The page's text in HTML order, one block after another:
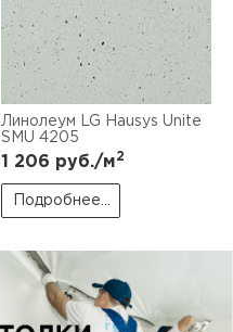
Линолеум LG Hausys Unite
SMU 4205
1 206 руб./м2
Подробнее...